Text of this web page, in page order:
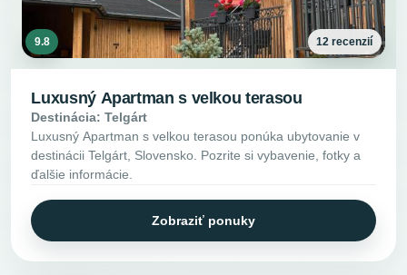
9.8 12 recenzií
Luxusný Apartman s velkou terasou
Destinácia: Telgárt
Luxusný Apartman s velkou terasou ponúka ubytovanie v
destinácii Telgárt, Slovensko. Pozrite si vybavenie, fotky a
ďalšie informácie.
Zobraziť ponuky